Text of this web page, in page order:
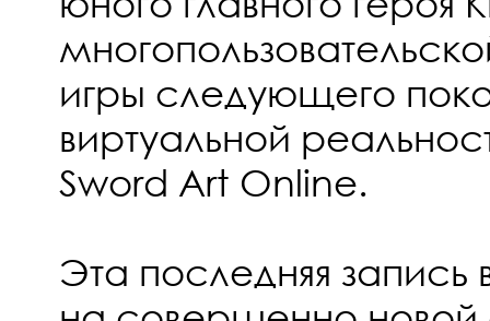
игры следующего
виртуальной
Sword Art Online.
Эта последняя